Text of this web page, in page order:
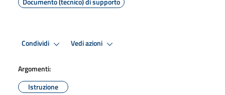
Condividi Vedi azioni
Argomenti:
Istruzione